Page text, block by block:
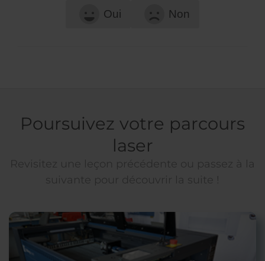
Oui Non
Poursuivez votre parcours
laser